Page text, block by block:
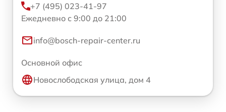
+7 (495) 023-41-97
Ежедневно с 9:00 до 21:00
info@bosch-repair-center.ru
Основной офис
Новослободская улица, дом 4